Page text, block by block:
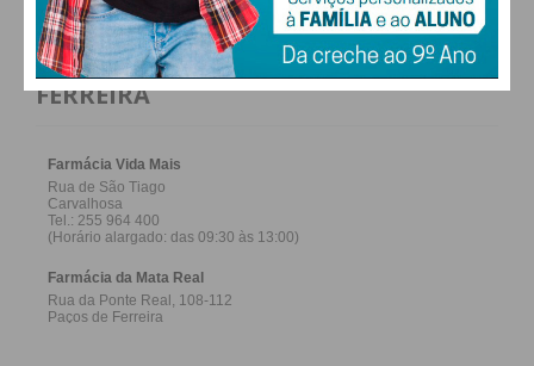
FARMACIAS DE SERVIÇO EM PAÇOS DE
FERREIRA